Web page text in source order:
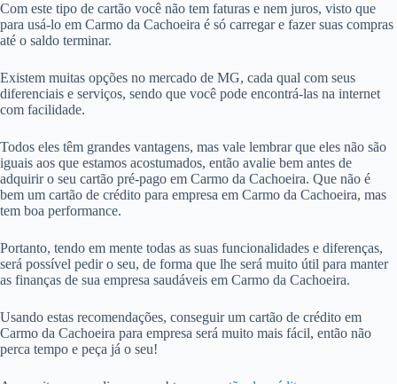
Com este tipo de cartão você não tem faturas e nem juros, visto que
para usá-lo em Carmo da Cachoeira é só carregar e fazer suas compras
até o saldo terminar.
Existem muitas opções no mercado de MG, cada qual com seus
diferenciais e serviços, sendo que você pode encontrá-las na internet
com facilidade.
Todos eles têm grandes vantagens, mas vale lembrar que eles não são
iguais aos que estamos acostumados, então avalie bem antes de
adquirir o seu cartão pré-pago em Carmo da Cachoeira. Que não é
bem um cartão de crédito para empresa em Carmo da Cachoeira, mas
tem boa performance.
Portanto, tendo em mente todas as suas funcionalidades e diferenças,
será possível pedir o seu, de forma que lhe será muito útil para manter
as finanças de sua empresa saudáveis em Carmo da Cachoeira.
Usando estas recomendações, conseguir um cartão de crédito em
Carmo da Cachoeira para empresa será muito mais fácil, então não
perca tempo e peça já o seu!